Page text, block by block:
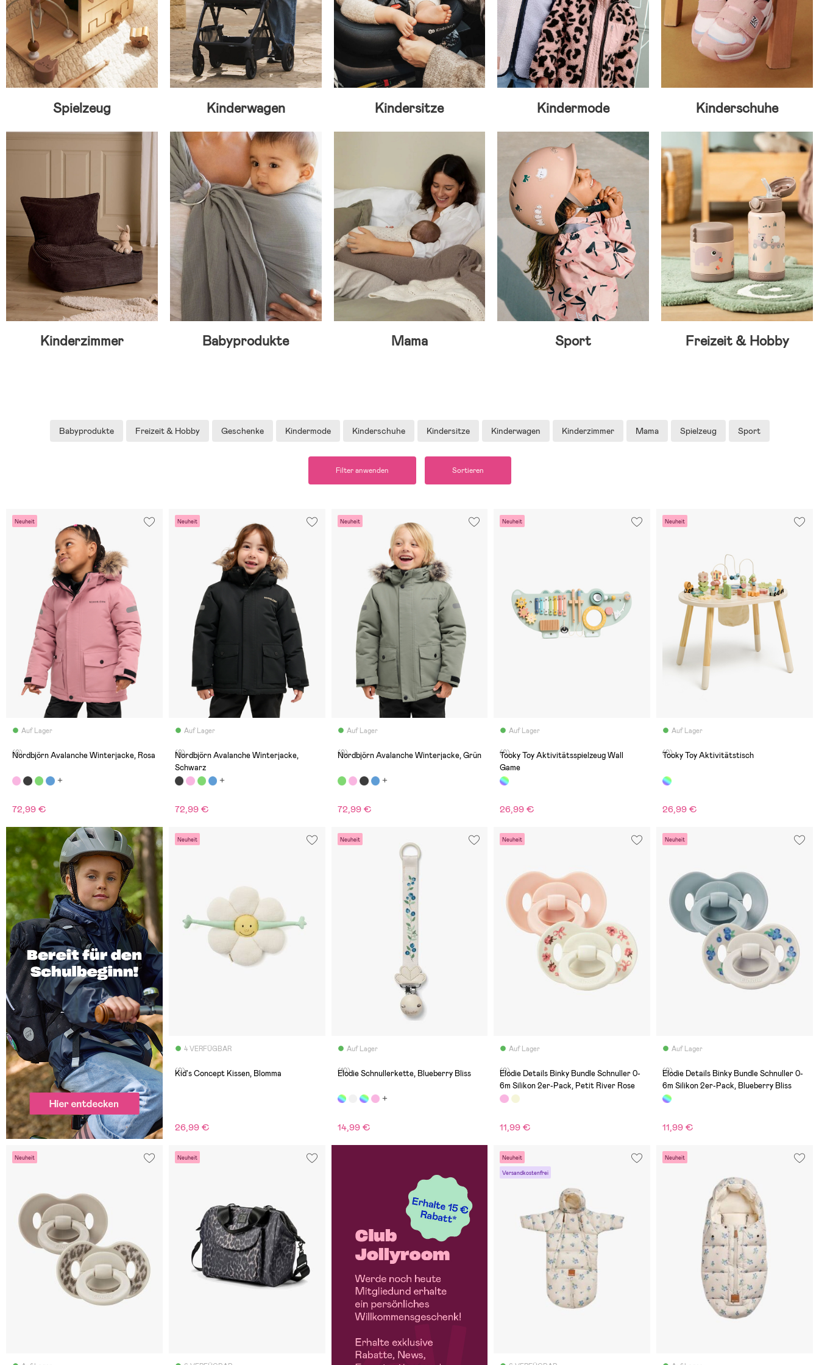
Spielzeug Kinderwagen Kindersitze Kindermode Kinderschuhe
Kinderzimmer Babyprodukte Mama Sport Freizeit & Hobby
Babyprodukte Freizeit & Hobby Geschenke Kindermode Kinderschuhe Kindersitze Kinderwagen Kinderzimmer Mama Spielzeug Sport
Filter anwenden Sortieren
Neuheit
Auf Lager
(0)
Nordbjörn Avalanche Winterjacke, Rosa
72,99 €
Neuheit
Auf Lager
(0)
Nordbjörn Avalanche Winterjacke,
Schwarz
72,99 €
Neuheit
Auf Lager
(0)
Nordbjörn Avalanche Winterjacke, Grün
72,99 €
Neuheit
Auf Lager
(0)
Tooky Toy Aktivitätsspielzeug Wall
Game
26,99 €
Neuheit
Auf Lager
(0)
Tooky Toy Aktivitätstisch
26,99 €
Neuheit
4 VERFÜGBAR
(0)
Kid's Concept Kissen, Blomma
26,99 €
Neuheit
Auf Lager
(10)
Elodie Schnullerkette, Blueberry Bliss
14,99 €
Neuheit
Auf Lager
(0)
Elodie Details Binky Bundle Schnuller 0-
6m Silikon 2er-Pack, Petit River Rose
11,99 €
Neuheit
Auf Lager
(0)
Elodie Details Binky Bundle Schnuller 0-
6m Silikon 2er-Pack, Blueberry Bliss
11,99 €
Neuheit Neuheit Neuheit
Versandkostenfrei
Neuheit